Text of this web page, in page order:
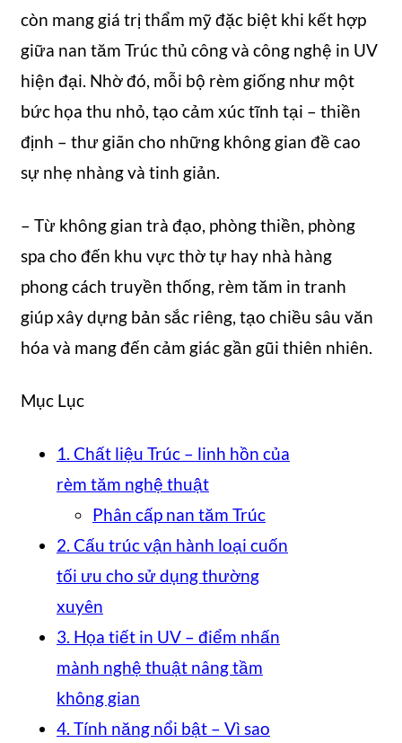
còn mang giá trị thẩm mỹ đặc biệt khi kết hợp
giữa nan tăm Trúc thủ công và công nghệ in UV
hiện đại. Nhờ đó, mỗi bộ rèm giống như một
bức họa thu nhỏ, tạo cảm xúc tĩnh tại – thiền
định – thư giãn cho những không gian đề cao
sự nhẹ nhàng và tinh giản.
– Từ không gian trà đạo, phòng thiền, phòng
spa cho đến khu vực thờ tự hay nhà hàng
phong cách truyền thống, rèm tăm in tranh
giúp xây dựng bản sắc riêng, tạo chiều sâu văn
hóa và mang đến cảm giác gần gũi thiên nhiên.
Mục Lục
1. Chất liệu Trúc – linh hồn của
rèm tăm nghệ thuật
Phân cấp nan tăm Trúc
2. Cấu trúc vận hành loại cuốn
tối ưu cho sử dụng thường
xuyên
3. Họa tiết in UV – điểm nhấn
mành nghệ thuật nâng tầm
không gian
4. Tính năng nổi bật – Vì sao